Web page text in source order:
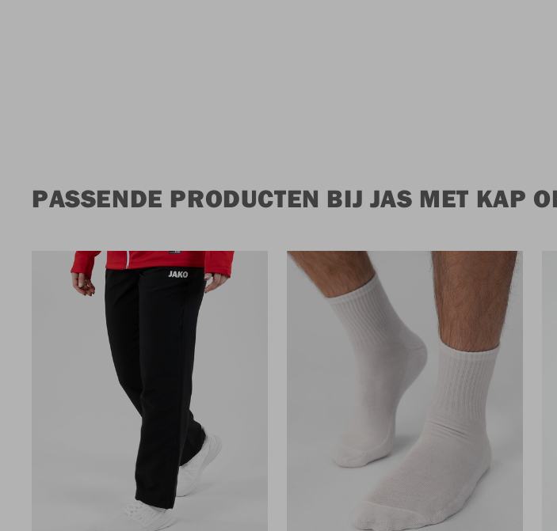
PASSENDE PRODUCTEN BIJ JAS MET KAP